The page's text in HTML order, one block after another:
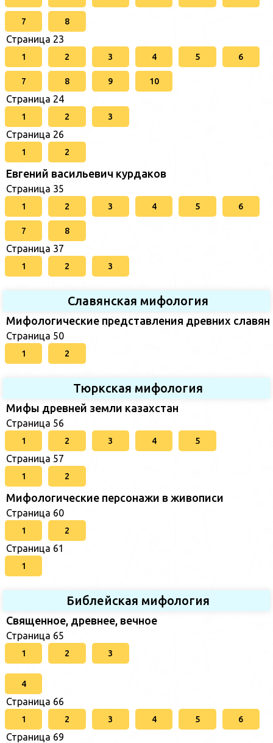
7 8
Страница 23
1 2 3 4 5 6
7 8 9 10
Страница 24
1 2 3
Страница 26
1 2
Евгений васильевич курдаков
Страница 35
1 2 3 4 5 6
7 8
Страница 37
1 2 3
Славянская мифология
Мифологические представления древних славян
Страница 50
1 2
Тюркская мифология
Мифы древней земли казахстан
Страница 56
1 2 3 4 5
Страница 57
1 2
Мифологические персонажи в живописи
Страница 60
1 2
Страница 61
1
Библейская мифология
Священное, древнее, вечное
Страница 65
1 2 3
4
Страница 66
1 2 3 4 5 6
Страница 69